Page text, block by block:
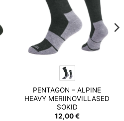
PENTAGON – ALPINE
HEAVY MERIINOVILLASED
SOKID
12,00€